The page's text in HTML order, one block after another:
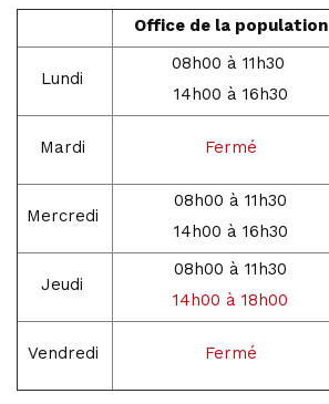
Office de la population
Lundi
08h00 à 11h30
14h00 à 16h30
Mardi Fermé
Mercredi
08h00 à 11h30
14h00 à 16h30
Jeudi
08h00 à 11h30
14h00 à 18h00
Vendredi Fermé